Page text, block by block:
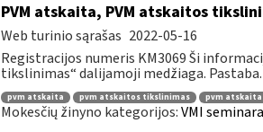
PVM atskaita, PVM atskaitos
Web turinio sąrašas 2022-05-16
Registracijos numeris KM3069 Ši
tikslinimas“ dalijamoji medžiaga.
pvm atskaita pvm atskaitos tikslinimas pvm
Mokesčių žinyno kategorijos:VMI